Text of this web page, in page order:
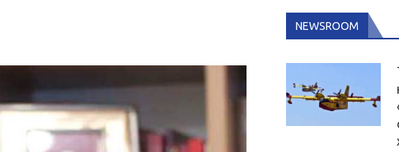
NEWSROOM